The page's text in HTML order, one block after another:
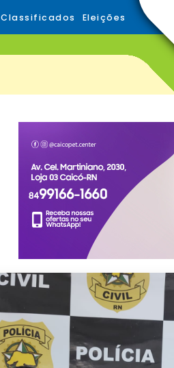
Classificados Eleições